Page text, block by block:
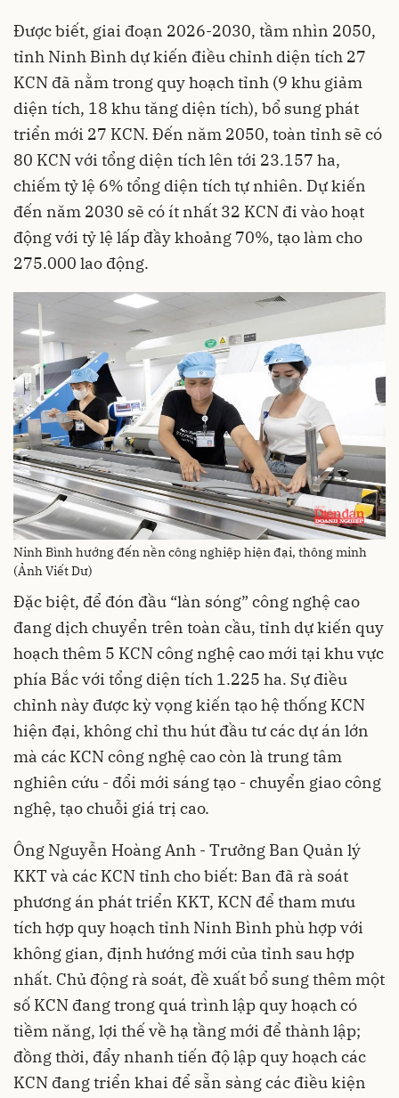
Được biết, giai đoạn 2026-2030, tầm nhìn 2050,
tỉnh Ninh Bình dự kiến điều chỉnh diện tích 27
KCN đã nằm trong quy hoạch tỉnh (9 khu giảm
diện tích, 18 khu tăng diện tích), bổ sung phát
triển mới 27 KCN. Đến năm 2050, toàn tỉnh sẽ có
80 KCN với tổng diện tích lên tới 23.157 ha,
chiếm tỷ lệ 6% tổng diện tích tự nhiên. Dự kiến
đến năm 2030 sẽ có ít nhất 32 KCN đi vào hoạt
động với tỷ lệ lấp đầy khoảng 70%, tạo làm cho
275.000 lao động.
Ninh Bình hướng đến nền công nghiệp hiện đại, thông minh
(Ảnh Viết Dư)
Đặc biệt, để đón đầu “làn sóng” công nghệ cao
đang dịch chuyển trên toàn cầu, tỉnh dự kiến quy
hoạch thêm 5 KCN công nghệ cao mới tại khu vực
phía Bắc với tổng diện tích 1.225 ha. Sự điều
chỉnh này được kỳ vọng kiến tạo hệ thống KCN
hiện đại, không chỉ thu hút đầu tư các dự án lớn
mà các KCN công nghệ cao còn là trung tâm
nghiên cứu - đổi mới sáng tạo - chuyển giao công
nghệ, tạo chuỗi giá trị cao.
Ông Nguyễn Hoàng Anh - Trưởng Ban Quản lý
KKT và các KCN tỉnh cho biết: Ban đã rà soát
phương án phát triển KKT, KCN để tham mưu
tích hợp quy hoạch tỉnh Ninh Bình phù hợp với
không gian, định hướng mới của tỉnh sau hợp
nhất. Chủ động rà soát, đề xuất bổ sung thêm một
số KCN đang trong quá trình lập quy hoạch có
tiềm năng, lợi thế về hạ tầng mới để thành lập;
đồng thời, đẩy nhanh tiến độ lập quy hoạch các
KCN đang triển khai để sẵn sàng các điều kiện